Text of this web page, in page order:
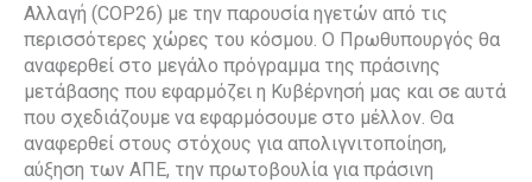
Αλλαγή (COP26) με την παρουσία ηγετών από τις
περισσότερες χώρες του κόσμου. Ο Πρωθυπουργός θα
αναφερθεί στο μεγάλο πρόγραμμα της πράσινης
μετάβασης που εφαρμόζει η Κυβέρνησή μας και σε αυτά
που σχεδιάζουμε να εφαρμόσουμε στο μέλλον. Θα
αναφερθεί στους στόχους για απολιγνιτοποίηση,
αύξηση των ΑΠΕ, την πρωτοβουλία για πράσινη